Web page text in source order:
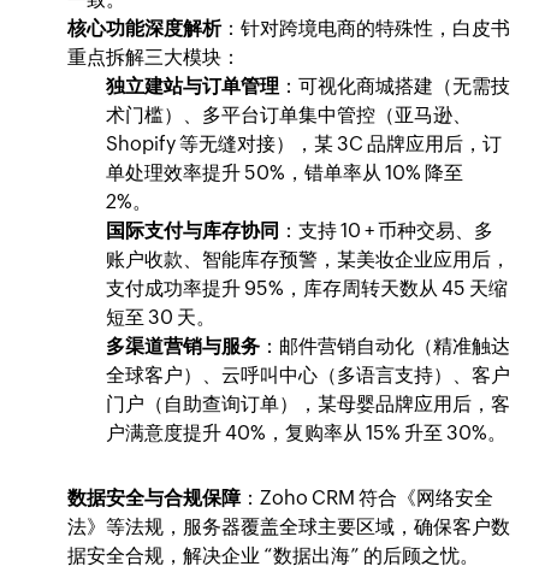
核心功能深度解析：针对跨境电商的特殊性，白皮书
重点拆解三大模块：
独立建站与订单管理 ：可视化商城搭建（无需技
术门槛）、多平台订单集中管控（亚马逊、
Shopify 等无缝对接），某 3C 品牌应用后，订
单处理效率提升 50%，错单率从 10% 降至
2%。
国际支付与库存协同 ：支持 10 + 币种交易、多
账户收款、智能库存预警，某美妆企业应用后，
支付成功率提升 95%，库存周转天数从 45 天缩
短至 30 天。
多渠道营销与服务 ：邮件营销自动化（精准触达
全球客户）、云呼叫中心（多语言支持）、客户
门户（自助查询订单），某母婴品牌应用后，客
户满意度提升 40%，复购率从 15% 升至 30%。
数据安全与合规保障：Zoho CRM 符合《网络安全
法》等法规，服务器覆盖全球主要区域，确保客户数
据安全合规，解决企业 “数据出海” 的后顾之忧。